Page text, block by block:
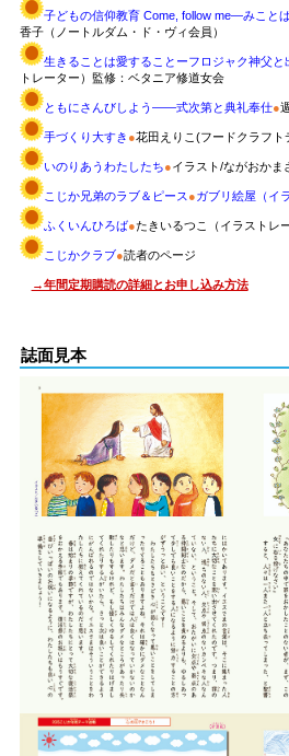
子どもの信仰教育 Come, follow me―みこと
香子（ノートルダム・ド・ヴィ会員）
生きることは愛することーフロジャク神父と
トレーター）監修：ベタニア修道女会
ともにさんびしよう――式次第と典礼奉仕●
手づくり大すき ●花田えりこ(フードクラフト
いのりあうわたしたち●イラスト/ながおかま
こじか兄弟のラブ＆ピース ●ガブリ絵屋（イ
ふくいんひろば●たきいるつこ（イラストレー
こじかクラブ●読者のページ
→年間定期購読の詳細とお申し込み方法
誌面見本